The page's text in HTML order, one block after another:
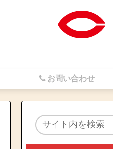
お問い合わせ